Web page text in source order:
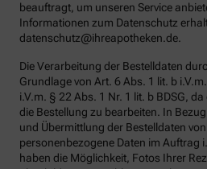
beauftragt, um unseren Service
Informationen zum Datenschutz
datenschutz@ihreapotheken.de.
Die Verarbeitung der Bestelldaten
Grundlage von Art. 6 Abs. 1 lit. b
i.V.m. § 22 Abs. 1 Nr. 1 lit. b BDSG,
die Bestellung zu bearbeiten. In
und Übermittlung der Bestelldaten
personenbezogene Daten im Auftrag
haben die Möglichkeit, Fotos Ihrer